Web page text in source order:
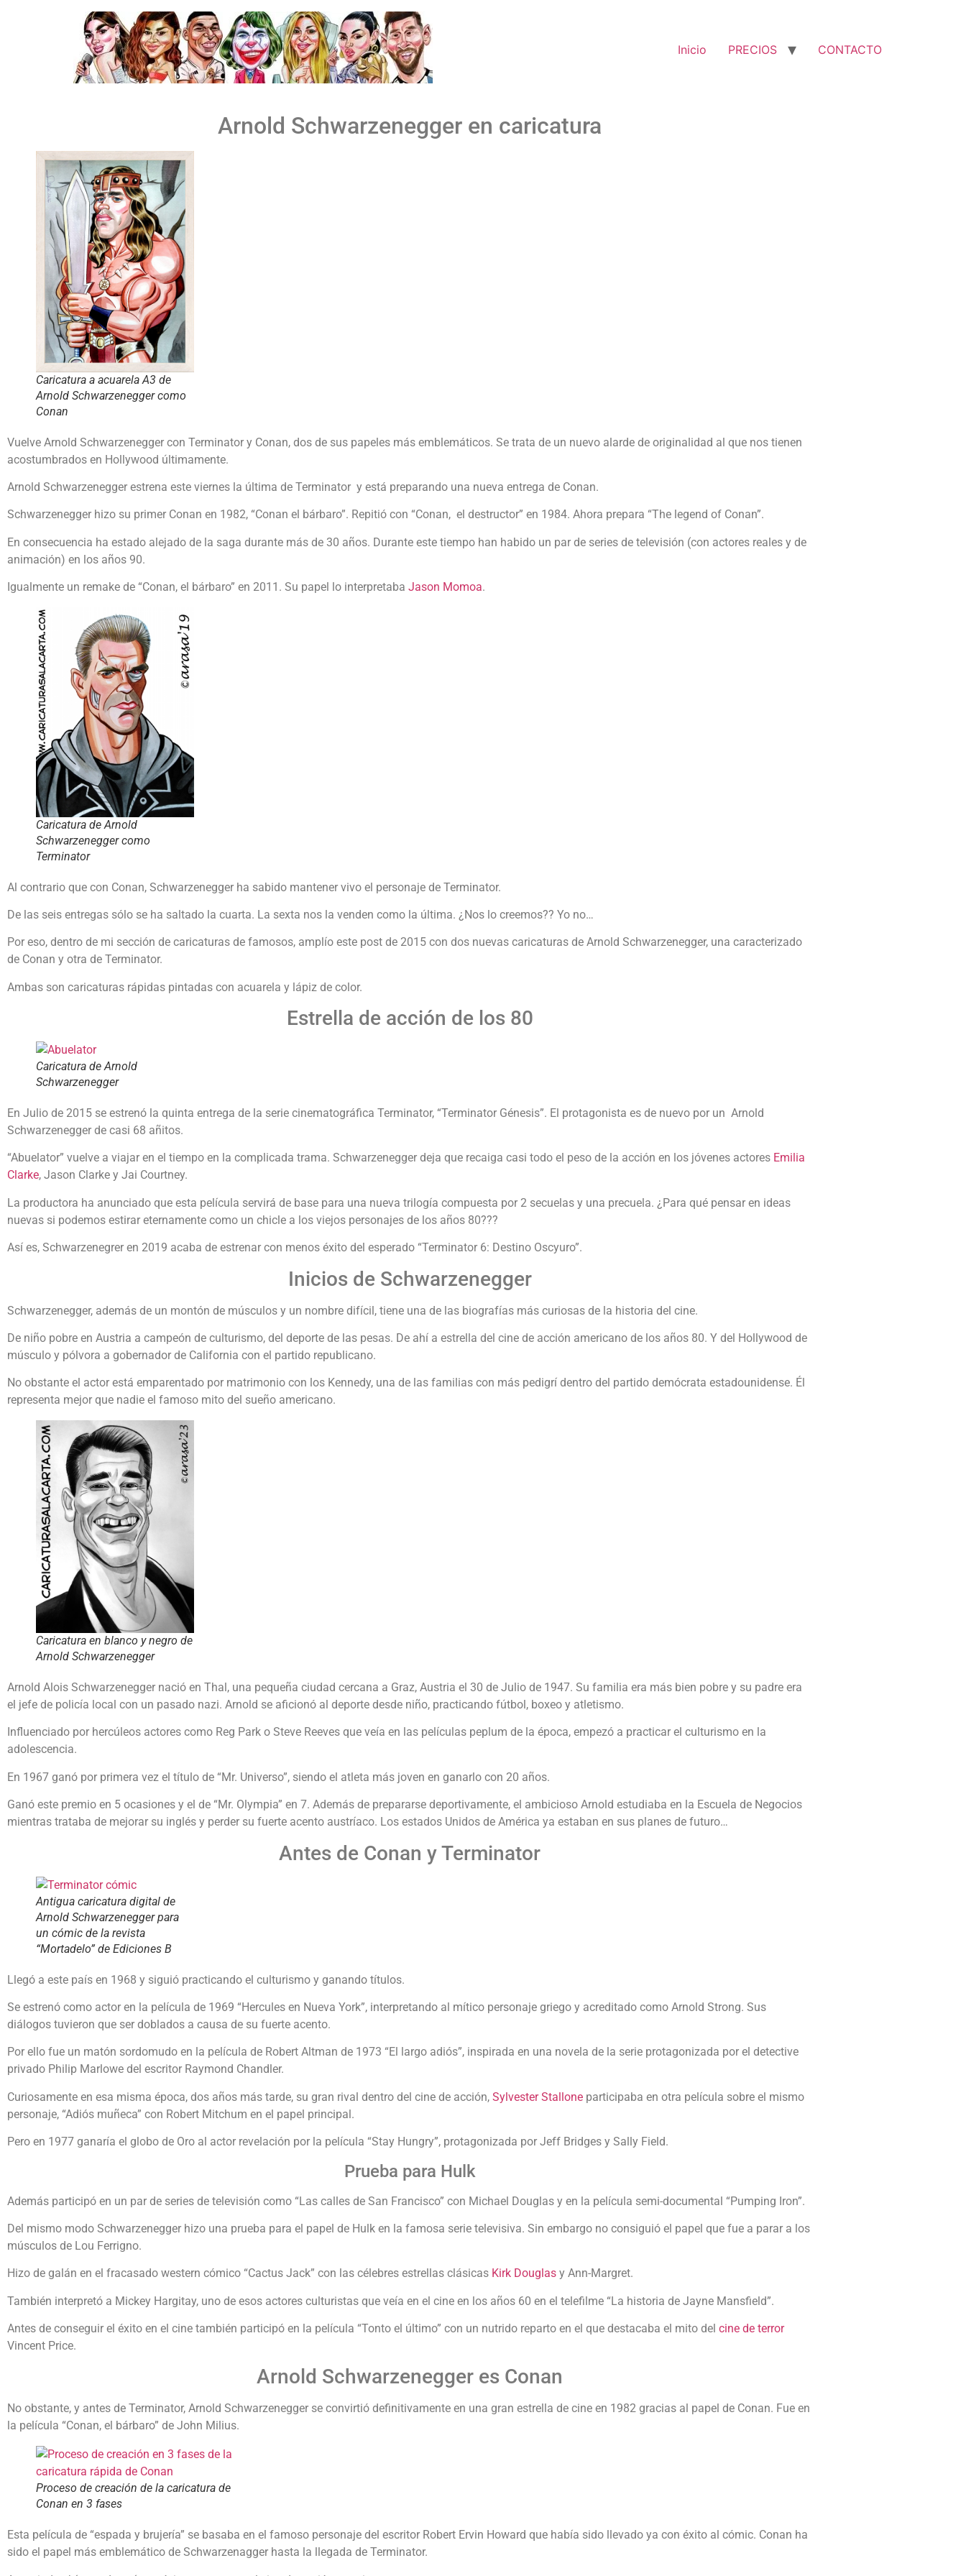
Inicio PRECIOS CONTACTO
Arnold Schwarzenegger en caricatura
Caricatura a acuarela A3 de
Arnold Schwarzenegger como
Conan
Vuelve Arnold Schwarzenegger con Terminator y Conan, dos de sus papeles más emblemáticos. Se trata de un nuevo alarde de originalidad al que nos tienen
acostumbrados en Hollywood últimamente.
Arnold Schwarzenegger estrena este viernes la última de Terminator y está preparando una nueva entrega de Conan.
Schwarzenegger hizo su primer Conan en 1982, “Conan el bárbaro”. Repitió con “Conan, el destructor” en 1984. Ahora prepara “The legend of Conan”.
En consecuencia ha estado alejado de la saga durante más de 30 años. Durante este tiempo han habido un par de series de televisión (con actores reales y de
animación) en los años 90.
Igualmente un remake de “Conan, el bárbaro” en 2011. Su papel lo interpretaba Jason Momoa.
Caricatura de Arnold
Schwarzenegger como
Terminator
Al contrario que con Conan, Schwarzenegger ha sabido mantener vivo el personaje de Terminator.
De las seis entregas sólo se ha saltado la cuarta. La sexta nos la venden como la última. ¿Nos lo creemos?? Yo no…
Por eso, dentro de mi sección de caricaturas de famosos, amplío este post de 2015 con dos nuevas caricaturas de Arnold Schwarzenegger, una caracterizado
de Conan y otra de Terminator.
Ambas son caricaturas rápidas pintadas con acuarela y lápiz de color.
Estrella de acción de los 80
Caricatura de Arnold
Schwarzenegger
En Julio de 2015 se estrenó la quinta entrega de la serie cinematográfica Terminator, “Terminator Génesis”. El protagonista es de nuevo por un Arnold
Schwarzenegger de casi 68 añitos.
“Abuelator” vuelve a viajar en el tiempo en la complicada trama. Schwarzenegger deja que recaiga casi todo el peso de la acción en los jóvenes actores Emilia
Clarke, Jason Clarke y Jai Courtney.
La productora ha anunciado que esta película servirá de base para una nueva trilogía compuesta por 2 secuelas y una precuela. ¿Para qué pensar en ideas
nuevas si podemos estirar eternamente como un chicle a los viejos personajes de los años 80???
Así es, Schwarzenegrer en 2019 acaba de estrenar con menos éxito del esperado “Terminator 6: Destino Oscyuro”.
Inicios de Schwarzenegger
Schwarzenegger, además de un montón de músculos y un nombre difícil, tiene una de las biografías más curiosas de la historia del cine.
De niño pobre en Austria a campeón de culturismo, del deporte de las pesas. De ahí a estrella del cine de acción americano de los años 80. Y del Hollywood de
músculo y pólvora a gobernador de California con el partido republicano.
No obstante el actor está emparentado por matrimonio con los Kennedy, una de las familias con más pedigrí dentro del partido demócrata estadounidense. Él
representa mejor que nadie el famoso mito del sueño americano.
Caricatura en blanco y negro de
Arnold Schwarzenegger
Arnold Alois Schwarzenegger nació en Thal, una pequeña ciudad cercana a Graz, Austria el 30 de Julio de 1947. Su familia era más bien pobre y su padre era
el jefe de policía local con un pasado nazi. Arnold se aficionó al deporte desde niño, practicando fútbol, boxeo y atletismo.
Influenciado por hercúleos actores como Reg Park o Steve Reeves que veía en las películas peplum de la época, empezó a practicar el culturismo en la
adolescencia.
En 1967 ganó por primera vez el título de “Mr. Universo”, siendo el atleta más joven en ganarlo con 20 años.
Ganó este premio en 5 ocasiones y el de “Mr. Olympia” en 7. Además de prepararse deportivamente, el ambicioso Arnold estudiaba en la Escuela de Negocios
mientras trataba de mejorar su inglés y perder su fuerte acento austríaco. Los estados Unidos de América ya estaban en sus planes de futuro…
Antes de Conan y Terminator
Antigua caricatura digital de
Arnold Schwarzenegger para
un cómic de la revista
“Mortadelo” de Ediciones B
Llegó a este país en 1968 y siguió practicando el culturismo y ganando títulos.
Se estrenó como actor en la película de 1969 “Hercules en Nueva York”, interpretando al mítico personaje griego y acreditado como Arnold Strong. Sus
diálogos tuvieron que ser doblados a causa de su fuerte acento.
Por ello fue un matón sordomudo en la película de Robert Altman de 1973 “El largo adiós”, inspirada en una novela de la serie protagonizada por el detective
privado Philip Marlowe del escritor Raymond Chandler.
Curiosamente en esa misma época, dos años más tarde, su gran rival dentro del cine de acción, Sylvester Stallone participaba en otra película sobre el mismo
personaje, “Adiós muñeca” con Robert Mitchum en el papel principal.
Pero en 1977 ganaría el globo de Oro al actor revelación por la película “Stay Hungry”, protagonizada por Jeff Bridges y Sally Field.
Prueba para Hulk
Además participó en un par de series de televisión como “Las calles de San Francisco” con Michael Douglas y en la película semi-documental “Pumping Iron”.
Del mismo modo Schwarzenegger hizo una prueba para el papel de Hulk en la famosa serie televisiva. Sin embargo no consiguió el papel que fue a parar a los
músculos de Lou Ferrigno.
Hizo de galán en el fracasado western cómico “Cactus Jack” con las célebres estrellas clásicas Kirk Douglas y Ann-Margret.
También interpretó a Mickey Hargitay, uno de esos actores culturistas que veía en el cine en los años 60 en el telefilme “La historia de Jayne Mansfield”.
Antes de conseguir el éxito en el cine también participó en la película “Tonto el último” con un nutrido reparto en el que destacaba el mito del cine de terror
Vincent Price.
Arnold Schwarzenegger es Conan
No obstante, y antes de Terminator, Arnold Schwarzenegger se convirtió definitivamente en una gran estrella de cine en 1982 gracias al papel de Conan. Fue en
la película “Conan, el bárbaro” de John Milius.
Proceso de creación de la caricatura de
Conan en 3 fases
Esta película de “espada y brujería” se basaba en el famoso personaje del escritor Robert Ervin Howard que había sido llevado ya con éxito al cómic. Conan ha
sido el papel más emblemático de Schwarzenagger hasta la llegada de Terminator.